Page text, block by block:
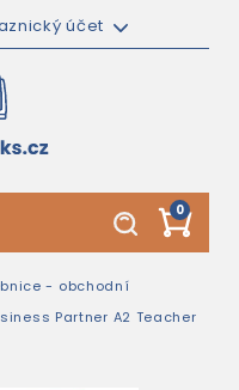
účet
0
- obchodní
Partner A2 Teacher